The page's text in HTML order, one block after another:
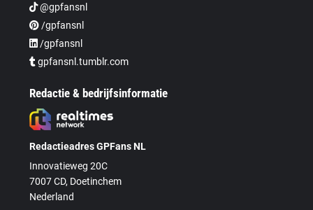
@gpfansnl
/gpfansnl
/gpfansnl
gpfansnl.tumblr.com
Redactie & bedrijfsinformatie
Redactieadres GPFans NL
Innovatieweg 20C
7007 CD, Doetinchem
Nederland